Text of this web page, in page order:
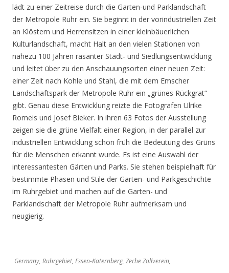
lädt zu einer Zeitreise durch die Garten-und Parklandschaft
der Metropole Ruhr ein. Sie beginnt in der vorindustriellen Zeit
an Klöstern und Herrensitzen in einer kleinbäuerlichen
Kulturlandschaft, macht Halt an den vielen Stationen von
nahezu 100 Jahren rasanter Stadt- und Siedlungsentwicklung
und leitet über zu den Anschauungsorten einer neuen Zeit:
einer Zeit nach Kohle und Stahl, die mit dem Emscher
Landschaftspark der Metropole Ruhr ein „grünes Rückgrat“
gibt. Genau diese Entwicklung reizte die Fotografen Ulrike
Romeis und Josef Bieker. In ihren 63 Fotos der Ausstellung
zeigen sie die grüne Vielfalt einer Region, in der parallel zur
industriellen Entwicklung schon früh die Bedeutung des Grüns
für die Menschen erkannt wurde. Es ist eine Auswahl der
interessantesten Gärten und Parks. Sie stehen beispielhaft für
bestimmte Phasen und Stile der Garten- und Parkgeschichte
im Ruhrgebiet und machen auf die Garten- und
Parklandschaft der Metropole Ruhr aufmerksam und
neugierig.
Germany, Ruhrgebiet, Essen-Katernberg, Zeche Zollverein,